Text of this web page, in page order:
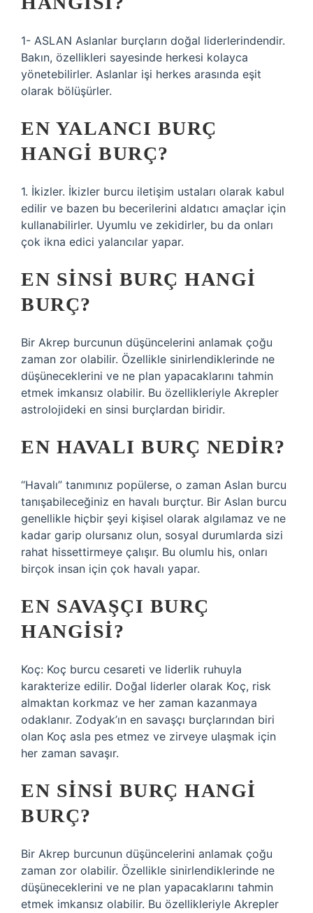
1- ASLAN Aslanlar burçların doğal liderlerindendir.
Bakın, özellikleri sayesinde herkesi kolayca
yönetebilirler. Aslanlar işi herkes arasında eşit
olarak bölüşürler.
EN YALANCI BURÇ
HANGI BURÇ?
1. İkizler. İkizler burcu iletişim ustaları olarak kabul
edilir ve bazen bu becerilerini aldatıcı amaçlar için
kullanabilirler. Uyumlu ve zekidirler, bu da onları
çok ikna edici yalancılar yapar.
EN SINSI BURÇ HANGI
BURÇ?
Bir Akrep burcunun düşüncelerini anlamak çoğu
zaman zor olabilir. Özellikle sinirlendiklerinde ne
düşüneceklerini ve ne plan yapacaklarını tahmin
etmek imkansız olabilir. Bu özellikleriyle Akrepler
astrolojideki en sinsi burçlardan biridir.
EN HAVALI BURÇ NEDIR?
“Havalı” tanımınız popülerse, o zaman Aslan burcu
tanışabileceğiniz en havalı burçtur. Bir Aslan burcu
genellikle hiçbir şeyi kişisel olarak algılamaz ve ne
kadar garip olursanız olun, sosyal durumlarda sizi
rahat hissettirmeye çalışır. Bu olumlu his, onları
birçok insan için çok havalı yapar.
EN SAVAŞÇI BURÇ
HANGISI?
Koç: Koç burcu cesareti ve liderlik ruhuyla
karakterize edilir. Doğal liderler olarak Koç, risk
almaktan korkmaz ve her zaman kazanmaya
odaklanır. Zodyak’ın en savaşçı burçlarından biri
olan Koç asla pes etmez ve zirveye ulaşmak için
her zaman savaşır.
EN SINSI BURÇ HANGI
BURÇ?
Bir Akrep burcunun düşüncelerini anlamak çoğu
zaman zor olabilir. Özellikle sinirlendiklerinde ne
düşüneceklerini ve ne plan yapacaklarını tahmin
etmek imkansız olabilir. Bu özellikleriyle Akrepler